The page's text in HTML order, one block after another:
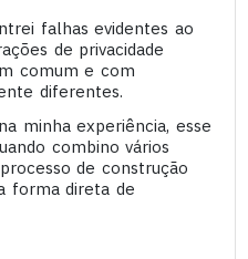
falhas evidentes ao
de privacidade
comum e com
diferentes.
minha experiência, esse
combino vários
de construção
forma direta de